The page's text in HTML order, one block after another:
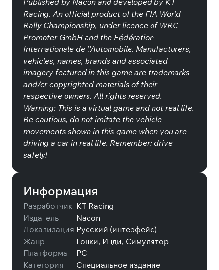
Published by Nacon and developed by KT
Racing. An official product of the FIA World
Rally Championship, under licence of WRC
Promoter GmbH and the Fédération
Internationale de l'Automobile. Manufacturers,
vehicles, names, brands and associated
imagery featured in this game are trademarks
and/or copyrighted materials of their
respective owners. All rights reserved.
Warning: This is a virtual game and not real life.
Be cautious, do not imitate the vehicle
movements shown in this game when you are
driving a car in real life. Remember: drive
safely!
Информация
Разработчик KT Racing
Издатель
Nacon
Локализация Русский (интерфейс)
Жанр
Гонки, Инди, Симулятор
Платформа
PC
Категория
Специальное издание